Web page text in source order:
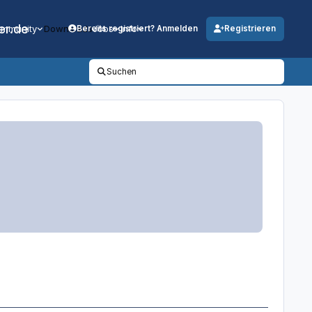
DownloadsJobs Info
Bereits registriert? Anmelden Registrieren
Suchen